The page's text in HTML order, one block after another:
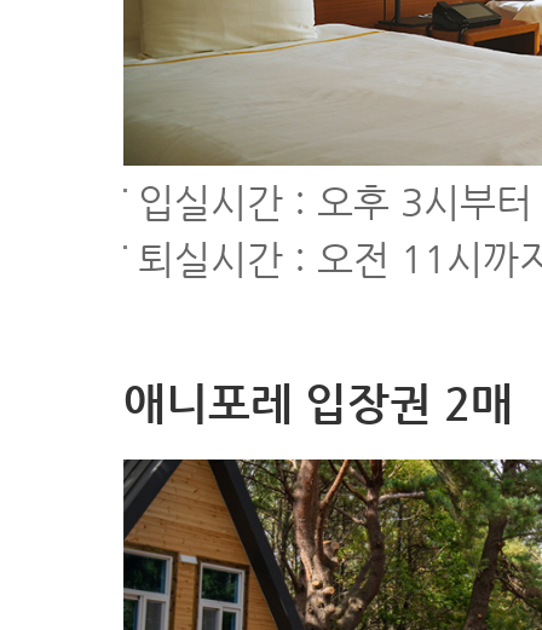
입실시간 : 오후 3시부터
퇴실시간 : 오전 11시까
애니포레 입장권 2매